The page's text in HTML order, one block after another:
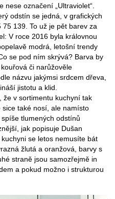
označení „Ultraviolet“.
odstín se jedná, v grafických
139. To už je pět barev za
V roce 2016 byla královnou
modrá, letošní trendy
se pod ním skrývá? Barva by
či narůžověle
názvu jakýmsi srdcem dřeva,
jistotu a klid.
že v sortimentu kuchyní tak
také nosí, ale namísto
tlumených odstínů
jak popisuje Dušan
se letos nemusíte bát
žlutá a oranžová, barvy s
straně jsou samozřejmě in
a pokud možno i strukturou